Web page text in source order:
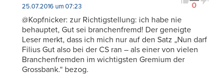
0
25.07.2016 um 07:23
@Kopfnicker: zur Richtigstellung: ich habe nie
behauptet, Gut sei branchenfremd! Der geneigte
Leser merkt, dass ich mich nur auf den Satz „Nun darf
Filius Gut also bei der CS ran – als einer von vielen
Branchenfremden im wichtigsten Gremium der
Grossbank.“ bezog.